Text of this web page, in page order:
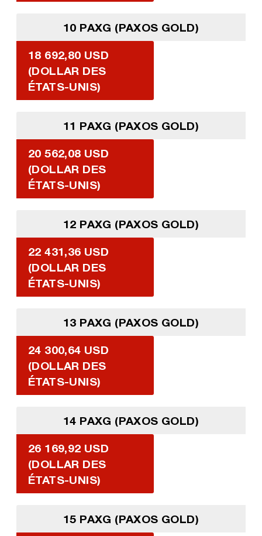
10 PAXG (PAXOS GOLD)
18 692,80 USD
(DOLLAR DES
ÉTATS-UNIS)
11 PAXG (PAXOS GOLD)
20 562,08 USD
(DOLLAR DES
ÉTATS-UNIS)
12 PAXG (PAXOS GOLD)
22 431,36 USD
(DOLLAR DES
ÉTATS-UNIS)
13 PAXG (PAXOS GOLD)
24 300,64 USD
(DOLLAR DES
ÉTATS-UNIS)
14 PAXG (PAXOS GOLD)
26 169,92 USD
(DOLLAR DES
ÉTATS-UNIS)
15 PAXG (PAXOS GOLD)